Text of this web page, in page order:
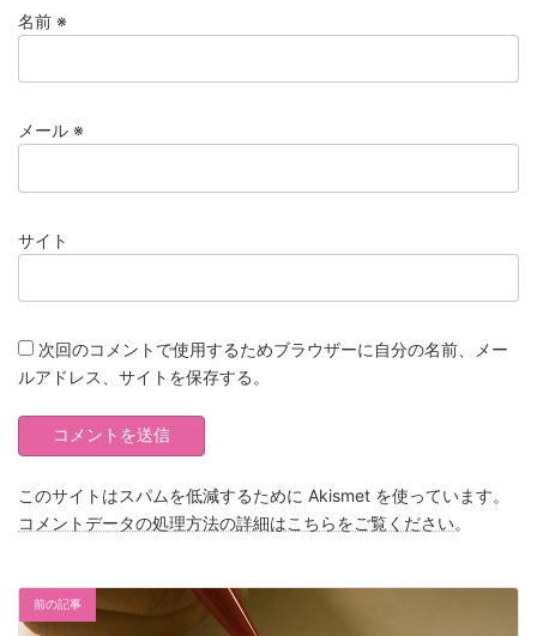
名前 ※
メール ※
サイト
次回のコメントで使用するためブラウザーに自分の名前、メー
ルアドレス、サイトを保存する。
このサイトはスパムを低減するために Akismet を使っています。
コメントデータの処理方法の詳細はこちらをご覧ください。
前の記事